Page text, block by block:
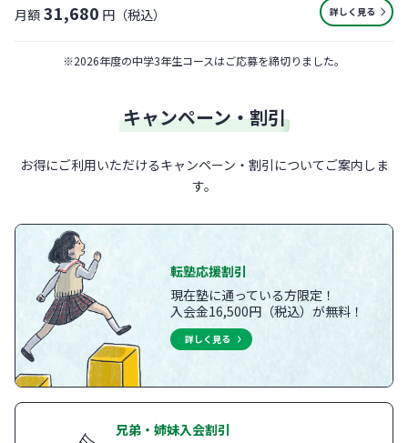
月額 31,680 円（税込） 詳しく見る
※2026年度の中学3年生コースはご応募を締切りました。
キャンペーン・割引
お得にご利用いただけるキャンペーン・割引についてご案内しま
す。
転塾応援割引
現在塾に通っている方限定！
入会金16,500円（税込）が無料！
詳しく見る
兄弟・姉妹入会割引